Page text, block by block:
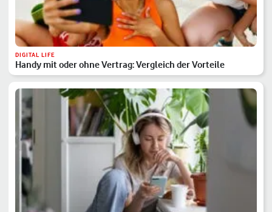
DIGITAL LIFE
Handy mit oder ohne Vertrag: Vergleich der Vorteile